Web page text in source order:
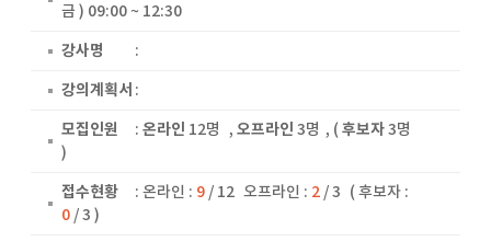
금 ) 09:00 ~ 12:30
강사명
:
강의계획서 :
모집인원
:온라인 12명 ,오프라인 3명 , (후보자3명
)
접수현황
:온라인 : 9 / 12 오프라인 : 2 / 3 ( 후보자 :
0 / 3 )